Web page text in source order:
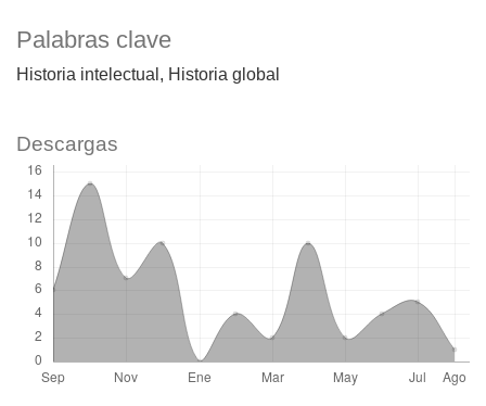
Palabras clave
Historia intelectual Historia global
Descargas